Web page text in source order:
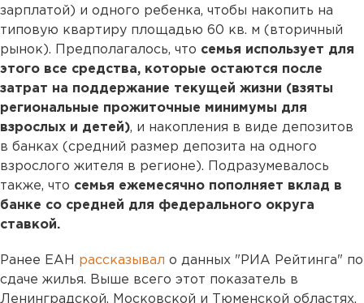
зарплатой) и одного ребенка, чтобы накопить на
типовую квартиру площадью 60 кв. м (вторичный
рынок). Предполагалось, что семья использует для
этого все средства, которые остаются после
затрат на поддержание текущей жизни (взяты
региональные прожиточные минимумы для
взрослых и детей), и накопления в виде депозитов
в банках (средний размер депозита на одного
взрослого жителя в регионе). Подразумевалось
также, что семья ежемесячно пополняет вклад в
банке со средней для федерального округа
ставкой.
Ранее ЕАН рассказывал о данных "РИА Рейтинга" по
сдаче жилья. Выше всего этот показатель в
Ленинградской, Московской и Тюменской областях.